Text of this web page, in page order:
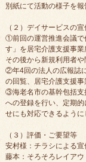
別紙にて活動の様子を報
（２）デイサービスの
①前回の運営推進会議で
す」を居宅介護支援事業
その後から新規利用者や
②年4回の法人の広報誌
の回覧、居宅介護支援事
③海老名市の基幹包括支
への登録を行い、定期
せにも対応できるように
（３）評価・ご要望等
安村様：チラシによる宣
藤本：そろそろレイアウ